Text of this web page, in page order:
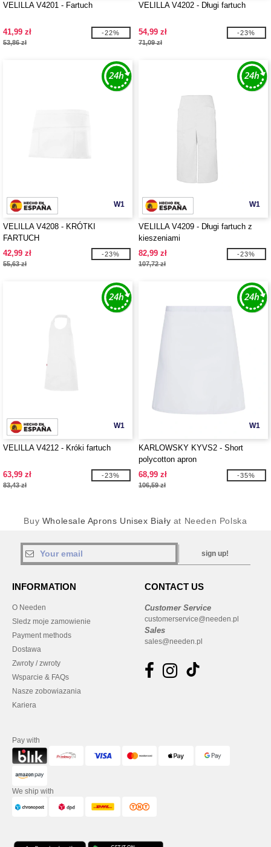
VELILLA V4201 - Fartuch
41,99 zł
53,86 zł
-22%
VELILLA V4202 - Długi fartuch
54,99 zł
71,09 zł
-23%
W1
VELILLA V4208 - KRÓTKI
FARTUCH
42,99 zł
55,63 zł
-23%
W1
VELILLA V4209 - Długi fartuch z
kieszeniami
82,99 zł
107,72 zł
-23%
W1
VELILLA V4212 - Króki fartuch
63,99 zł
83,43 zł
-23%
W1
KARLOWSKY KYVS2 - Short
polycotton apron
68,99 zł
106,59 zł
-35%
Buy Wholesale Aprons Unisex Biały at Needen Polska
sign up!
INFORMATION
O Needen
Sledz moje zamowienie
Payment methods
Dostawa
Zwroty / zwroty
Wsparcie & FAQs
Nasze zobowiazania
Kariera
CONTACT US
Customer Service
customerservice@needen.pl
Sales
sales@needen.pl
Pay with
We ship with